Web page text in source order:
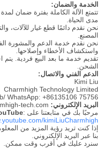
الخدمة والضمان:
تتمتع الآلة الكاملة بفترة ضمان
مدى الحياة.
نحن نقدم دائمًا قطع غيار للآلات،
المصنع.
نحن نقدم خدمة الدعم والمشورة
واستكشاف الأخطاء وإصلاحها.
الشحن.
الدعم الفني والاتصال:
Kimi Liu
Charmhigh Technology Limited
WhatsApp: +86135106 75756
البريد الإلكتروني: tech.com
مرحبًا بك في متابعتنا على :
kimiLiuCharmhigh
إذا كنت تريد رؤية المزيد من
بنا عبر البريد الإلكتروني.
سنرد عليك في أقرب وقت ممكن.